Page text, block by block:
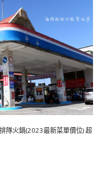
隊火鍋(2023最新菜單價位) 超